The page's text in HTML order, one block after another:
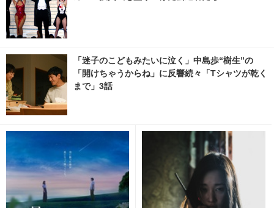
「迷子のこどもみたいに泣く」中島歩“樹生”の
「開けちゃうからね」に反響続々「Tシャツが乾く
まで」3話